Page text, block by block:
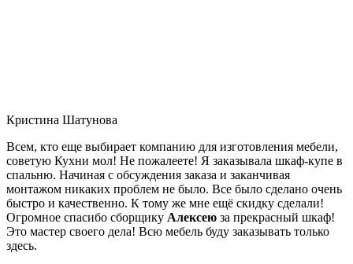
Кристина Шатунова
Всем, кто еще выбирает компанию для изготовления мебели,
советую Кухни мол! Не пожалеете! Я заказывала шкаф-купе в
спальню. Начиная с обсуждения заказа и заканчивая
монтажом никаких проблем не было. Все было сделано очень
быстро и качественно. К тому же мне ещё скидку сделали!
Огромное спасибо сборщику Алексею за прекрасный шкаф!
Это мастер своего дела! Всю мебель буду заказывать только
здесь.